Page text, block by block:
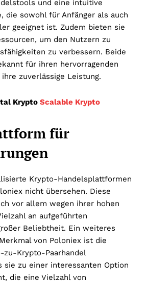
und eine intuitive
die sowohl für Anfänger als auch
geeignet ist. Zudem bieten sie
um den Nutzern zu
zu verbessern. Beide
für ihren hervorragenden
zuverlässige Leistung.
Krypto Scalable Krypto
für
Krypto-Handelsplattformen
nicht übersehen. Diese
vor allem wegen ihrer hohen
an aufgeführten
Beliebtheit. Ein weiteres
von Poloniex ist die
zu-Krypto-Paarhandel
sie zu einer interessanten Option
die eine Vielzahl von